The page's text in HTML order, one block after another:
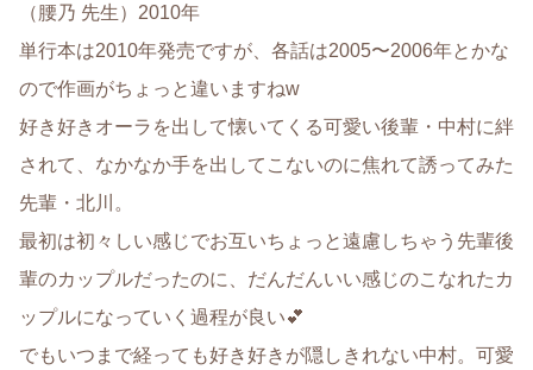
（腰乃 先生）2010年
単行本は2010年発売ですが、各話は2005〜2006年とかな
ので作画がちょっと違いますねw
好き好きオーラを出して懐いてくる可愛い後輩・中村に絆
されて、なかなか手を出してこないのに焦れて誘ってみた
先輩・北川。
最初は初々しい感じでお互いちょっと遠慮しちゃう先輩後
輩のカップルだったのに、だんだんいい感じのこなれたカ
ップルになっていく過程が良い💕
でもいつまで経っても好き好きが隠しきれない中村。可愛